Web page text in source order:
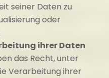
seiner Daten zu
oder
ihrer Daten
das Recht, unter
Verarbeitung ihrer